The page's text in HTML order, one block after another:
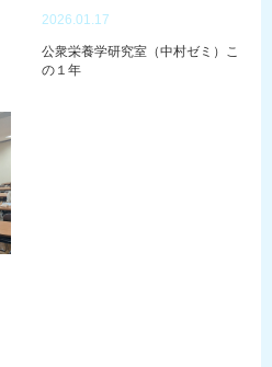
2026.01.17
公衆栄養学研究室（中村ゼミ）こ
の１年